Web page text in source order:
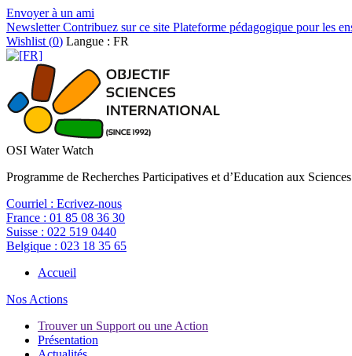
Envoyer à un ami
NewsletterContribuez sur ce site Plateforme pédagogique pour les
Wishlist (0) Langue : FR
OSI Water Watch
Programme de Recherches Participatives et d’Education aux
Courriel : Ecrivez-nous
France : 01 85 08 36 30
Suisse : 022 519 0440
Belgique : 023 18 35 65
Accueil
Nos Actions
Trouver un Support ou une Action
Présentation